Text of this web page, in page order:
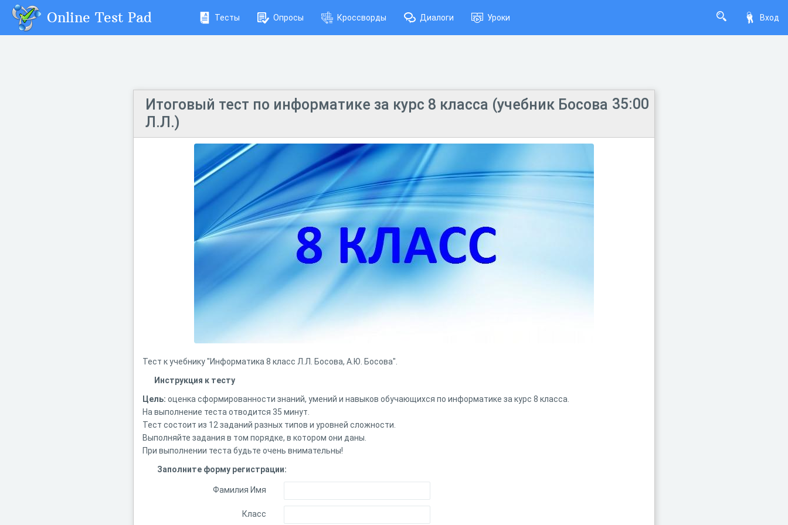
Вход
Online Test Pad Тесты Опросы Кроссворды Диалоги Уроки
35:00
Итоговый тест по информатике за курс 8 класса (учебник Босова
Л.Л.)
Тест к учебнику "Информатика 8 класс Л.Л. Босова, А.Ю. Босова".
Инструкция к тесту
Цель: оценка сформированности знаний, умений и навыков обучающихся по информатике за курс 8 класса.
На выполнение теста отводится 35 минут.
Тест состоит из 12 заданий разных типов и уровней сложности.
Выполняйте задания в том порядке, в котором они даны.
При выполнении теста будьте очень внимательны!
Заполните форму регистрации:
Фамилия Имя
Класс